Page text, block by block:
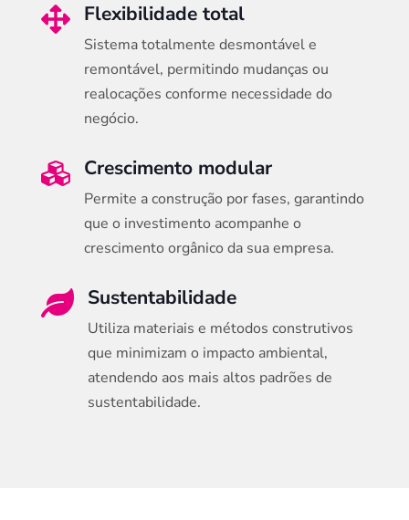
 Flexibilidade total
Sistema totalmente desmontável e
remontável, permitindo mudanças ou
realocações conforme necessidade do
negócio.
 Crescimento modular
Permite a construção por fases, garantindo
que o investimento acompanhe o
crescimento orgânico da sua empresa.
 Sustentabilidade
Utiliza materiais e métodos construtivos
que minimizam o impacto ambiental,
atendendo aos mais altos padrões de
sustentabilidade.